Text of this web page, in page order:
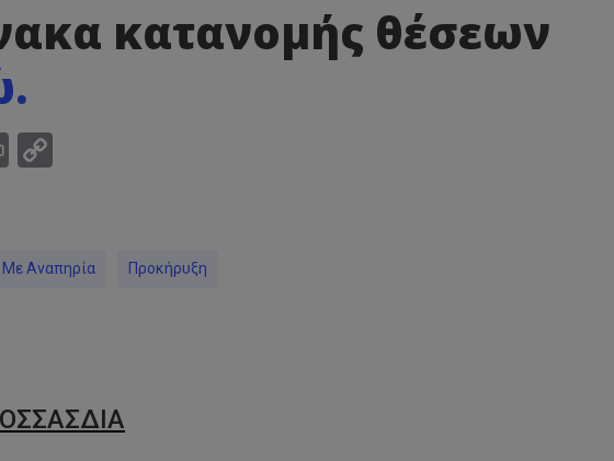
κατανομής θέσεων
Print
Με Αναπηρία Προκήρυξη